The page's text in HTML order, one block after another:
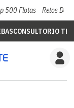
500 Flotas Retos Del
CONSULTORIO